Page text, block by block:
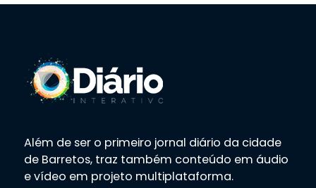
Além de ser o primeiro jornal diário da cidade
de Barretos, traz também conteúdo em áudio
e vídeo em projeto multiplataforma.